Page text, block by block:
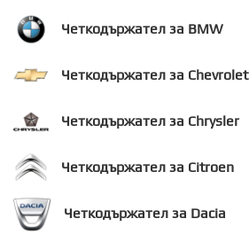
Четкодържател за BMW
Четкодържател за Chevrolet
Четкодържател за Chrysler
Четкодържател за Citroen
Четкодържател за Dacia